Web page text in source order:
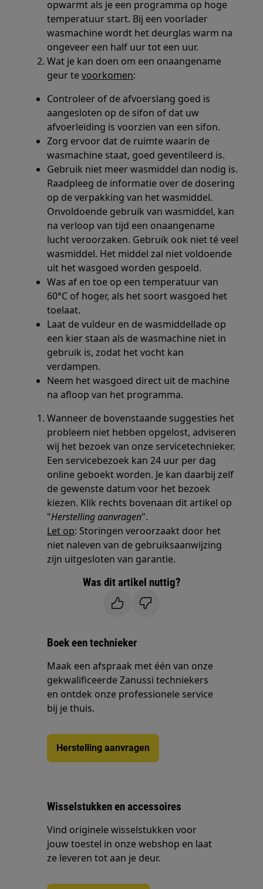
opwarmt als je een programma op hoge
temperatuur start. Bij een voorlader
wasmachine wordt het deurglas warm na
ongeveer een half uur tot een uur.
Wat je kan doen om een onaangename
geur tevoorkomen:
Controleer of de afvoerslang goed is
aangesloten op de sifon of dat uw
afvoerleiding is voorzien van een sifon.
Zorg ervoor dat de ruimte waarin de
wasmachine staat, goed geventileerd is.
Gebruik niet meer wasmiddel dan nodig is.
Raadpleeg de informatie over de dosering
op de verpakking van het wasmiddel.
Onvoldoende gebruik van wasmiddel, kan
na verloop van tijd een onaangename
lucht veroorzaken. Gebruik ook niet té veel
wasmiddel. Het middel zal niet voldoende
uit het wasgoed worden gespoeld.
Was af en toe op een temperatuur van
60°C of hoger, als het soort wasgoed het
toelaat.
Laat de vuldeur en de wasmiddellade op
een kier staan als de wasmachine niet in
gebruik is, zodat het vocht kan
verdampen.
Neem het wasgoed direct uit de machine
na afloop van het programma.
Wanneer de bovenstaande suggesties het
probleem niet hebben opgelost, adviseren
wij het bezoek van onze servicetechnieker.
Een servicebezoek kan 24 uur per dag
online geboekt worden. Je kan daarbij zelf
de gewenste datum voor het bezoek
kiezen. Klik rechts bovenaan dit artikel op
"Herstelling aanvragen".
Let op: Storingen veroorzaakt door het
niet naleven van de gebruiksaanwijzing
zijn uitgesloten van garantie.
Was dit artikel nuttig?
Boek een technieker
Maak een afspraak met één van onze
gekwalificeerde Zanussi techniekers
en ontdek onze professionele service
bij je thuis.
Herstelling aanvragen
Wisselstukken en accessoires
Vind originele wisselstukken voor
jouw toestel in onze webshop en laat
ze leveren tot aan je deur.